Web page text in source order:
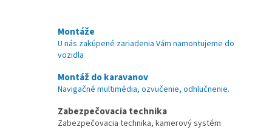
Montáže
U nás zakúpené zariadenia Vám namontujeme do
vozidla
Montáž do karavanov
Navigačné multimédia, ozvučenie, odhlučnenie.
Zabezpečovacia technika
Zabezpečovacia technika, kamerový systém